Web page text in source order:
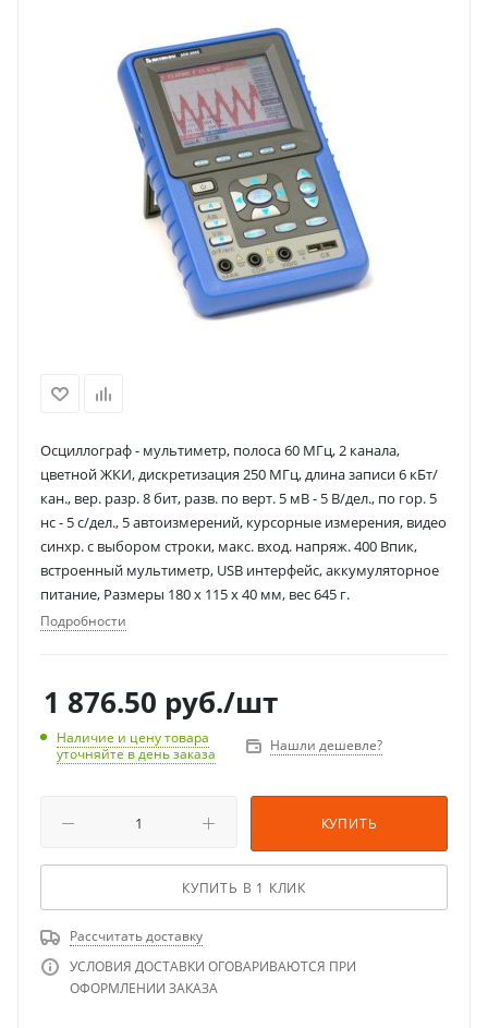
Осциллограф - мультиметр, полоса 60 МГц, 2 канала,
цветной ЖКИ, дискретизация 250 МГц, длина записи 6 кБт/
кан., вер. разр. 8 бит, разв. по верт. 5 мВ - 5 В/дел., по гор. 5
нс - 5 с/дел., 5 автоизмерений, курсорные измерения, видео
синхр. с выбором строки, макс. вход. напряж. 400 Впик,
встроенный мультиметр, USB интерфейс, аккумуляторное
питание, Размеры 180 х 115 х 40 мм, вес 645 г.
Подробности
1 876.50 руб./шт
Наличие и цену товара
уточняйте в день заказа
Нашли дешевле?
КУПИТЬ
КУПИТЬ В 1 КЛИК
Рассчитать доставку
УСЛОВИЯ ДОСТАВКИ ОГОВАРИВАЮТСЯ ПРИ
ОФОРМЛЕНИИ ЗАКАЗА